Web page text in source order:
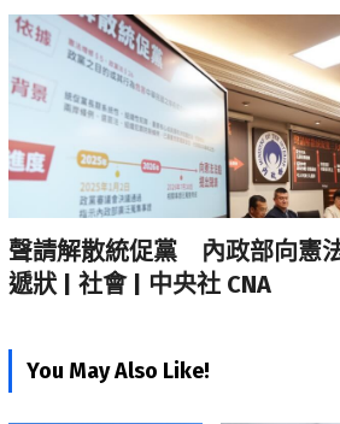
聲請解散統促黨 內政部向憲
遞狀 | 社會 | 中央社 CNA
You May Also Like!